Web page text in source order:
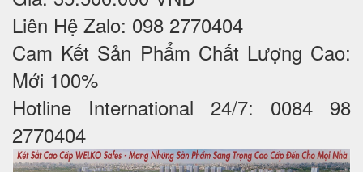
Liên Hệ Zalo: 098 2770404
Cam Kết Sản Phẩm Chất Lượng Cao:
Mới 100%
Hotline International 24/7: 0084 98
2770404